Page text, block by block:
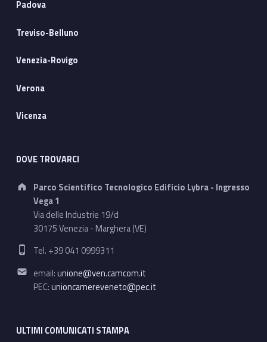
Padova
Treviso-Belluno
Venezia-Rovigo
Verona
Vicenza
DOVE TROVARCI
Address:
Parco Scientifico Tecnologico Edificio Lybra - Ingresso
Vega 1
Via delle Industrie 19/d
30175 Venezia - Marghera (VE)
Phone number:
Tel. +39 041 0999311
Email address:
email:unione@ven.camcom.it
PEC:unioncamereveneto@pec.it
ULTIMI COMUNICATI STAMPA